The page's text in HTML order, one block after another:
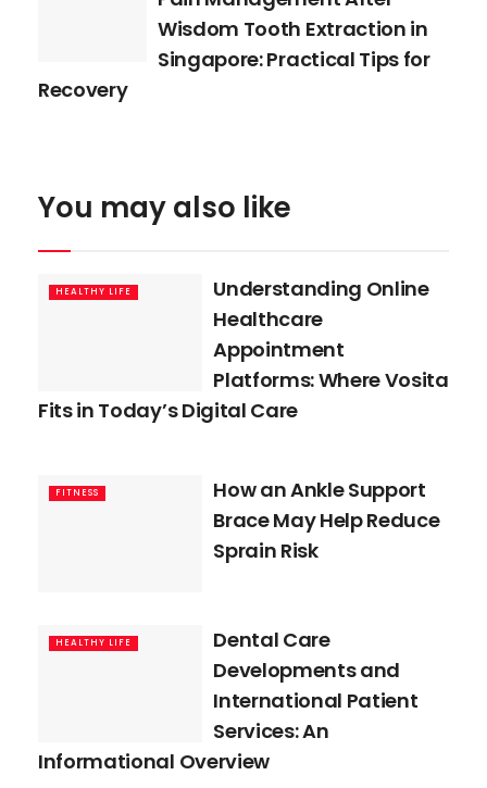
Wisdom Tooth Extraction in
Singapore: Practical Tips for
Recovery
You may also like
HEALTHY LIFE
Understanding Online
Healthcare
Appointment
Platforms: Where Vosita
Fits in Today’s Digital Care
FITNESS
How an Ankle Support
Brace May Help Reduce
Sprain Risk
HEALTHY LIFE
Dental Care
Developments and
International Patient
Services: An
Informational Overview